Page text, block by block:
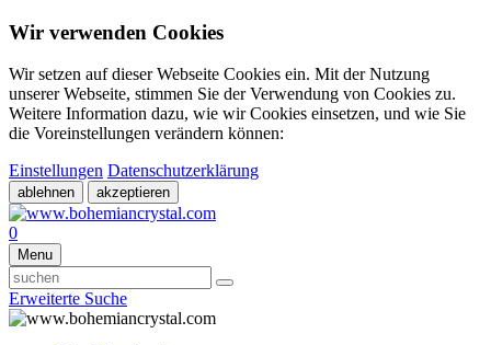
Wir verwenden Cookies
Wir setzen auf dieser Webseite Cookies ein. Mit der Nutzung
unserer Webseite, stimmen Sie der Verwendung von Cookies zu.
Weitere Information dazu, wie wir Cookies einsetzen, und wie Sie
die Voreinstellungen verändern können:
Einstellungen Datenschutzerklärung
ablehnen akzeptieren
0
Menu
Erweiterte Suche